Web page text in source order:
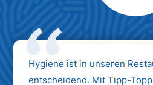
Hygiene ist in unseren
entscheidend. Mit Tipp-